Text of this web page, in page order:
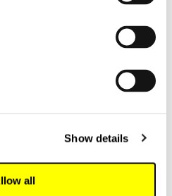
Show details
all
Modules